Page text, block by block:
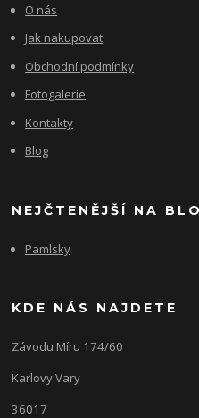
O nás
Jak nakupovat
Obchodní podmínky
Fotogalerie
Kontakty
Blog
NEJČTENĚJŠÍ NA
Pamlsky
KDE NÁS NAJDETE
Závodu Míru 174/60
Karlovy Vary
36017